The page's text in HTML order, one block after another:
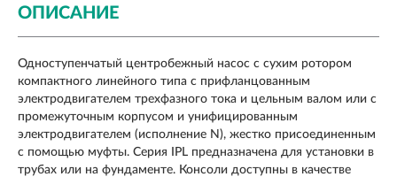
ОПИСАНИЕ
Одноступенчатый центробежный насос с сухим ротором
компактного линейного типа с прифланцованным
электродвигателем трехфазного тока и цельным валом или с
промежуточным корпусом и унифицированным
электродвигателем (исполнение N), жестко присоединенным
с помощью муфты. Серия IPL предназначена для установки в
трубах или на фундаменте. Консоли доступны в качестве